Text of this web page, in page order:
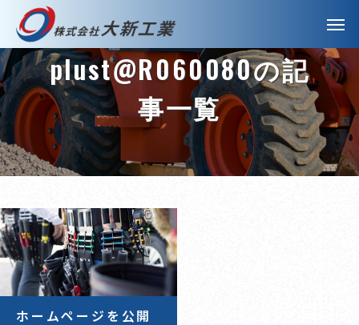
plust@R060080の記
事一覧
ホームページを公開